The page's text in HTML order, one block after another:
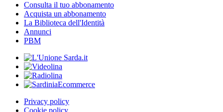
Consulta il tuo abbonamento
Acquista un abbonamento
La Biblioteca dell'Identità
Annunci
PBM
Privacy policy